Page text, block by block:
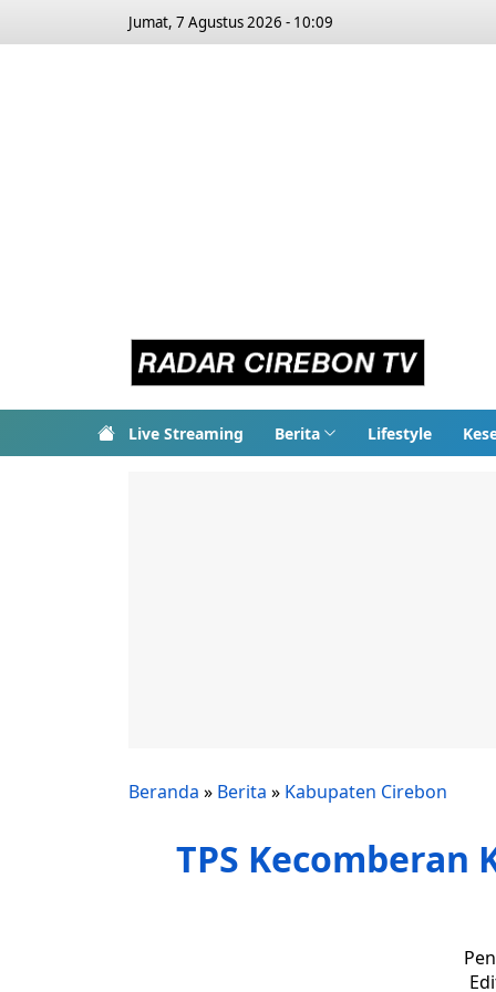
Jumat, 7 Agustus 2026 - 10:09
Live Streaming Berita Lifestyle
Beranda » Berita » Kabupaten Cirebon
TPS Kecomberan